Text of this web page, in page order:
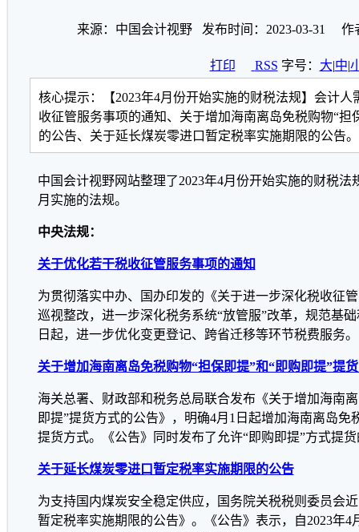
来源：中国会计视野 发布时间：2023-03-31 作
打印 RSS 字号： 大|中|
核心提示：【2023年4月份开始实施的财税法规】会计
收征管服务事项的通知、关于增加海南离岛免税购物“担
的公告、关于延长煤炭零进口暂定税率实施期限的公告。
中国会计视野网站整理了2023年4月份开始实施的财税
月实施的法规。
中央法规：
关于优化若干税收征管服务事项的通知
为贯彻落实中办、国办印发的《关于进一步深化税收征
巡视整改，进一步深化税务系统“放管服”改革，规范基
日起，进一步优化变更登记、跨省迁移等环节税费服务。
关于增加海南离岛免税购物“担保即提”和“即购即提”提
海关总署、财政部和税务总局联合发布《关于增加海南
即提”提货方式的公告》，明确4月1日起增加海南离岛免
提货方式。《公告》同时发布了允许“即购即提”方式提
关于延长煤炭零进口暂定税率实施期限的公告
为支持国内煤炭安全稳定供应，国务院关税税则委员会
暂定税率实施期限的公告》。《公告》表示，自2023年4